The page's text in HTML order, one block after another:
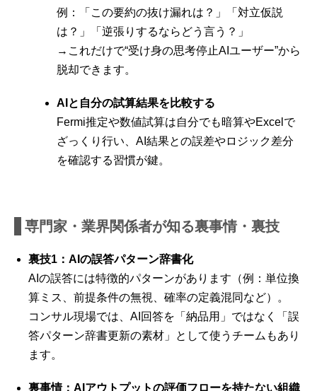
例：「この要約の抜け漏れは？」「対立仮説
は？」「逆張りするならどう言う？」
→これだけで“受け身の思考停止AIユーザー”から
脱却できます。
AIと自分の試算結果を比較する
Fermi推定や数値試算は自分でも暗算やExcelで
ざっくり行い、AI結果との誤差やロジック差分
を確認する習慣が鍵。
専門家・業界関係者が知る裏事情・裏技
裏技1：AIの誤答パターン辞書化
AIの誤答には特徴的パターンがあります（例：単位換
算ミス、前提条件の無視、確率の定義混同など）。
コンサル現場では、AI回答を「納品用」ではなく「誤
答パターン辞書更新の素材」として使うチームもあり
ます。
裏事情：AIアウトプットの評価フローを持たない組織